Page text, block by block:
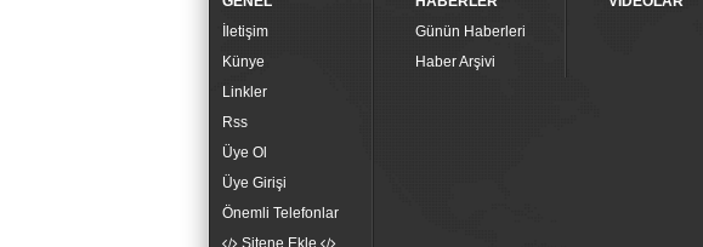
İletişim
Künye
Linkler
Rss
Üye Ol
Üye Girişi
Önemli Telefonlar
Sitene Ekle
Günün Haberleri
Haber Arşivi